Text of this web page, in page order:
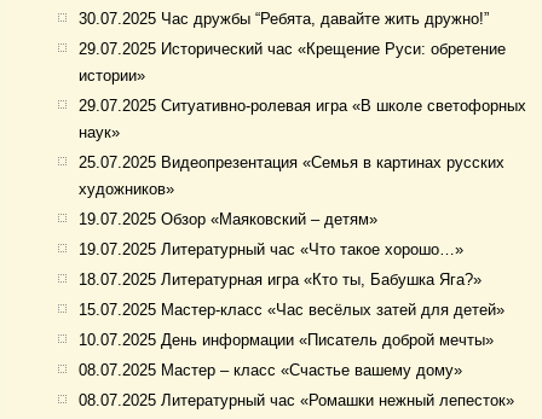
30.07.2025 Час дружбы “Ребята, давайте жить дружно!”
29.07.2025 Исторический час «Крещение Руси: обретение
истории»
29.07.2025 Ситуативно-ролевая игра «В школе светофорных
наук»
25.07.2025 Видеопрезентация «Семья в картинах русских
художников»
19.07.2025 Обзор «Маяковский – детям»
19.07.2025 Литературный час «Что такое хорошо…»
18.07.2025 Литературная игра «Кто ты, Бабушка Яга?»
15.07.2025 Мастер-класс «Час весёлых затей для детей»
10.07.2025 День информации «Писатель доброй мечты»
08.07.2025 Мастер – класс «Счастье вашему дому»
08.07.2025 Литературный час «Ромашки нежный лепесток»